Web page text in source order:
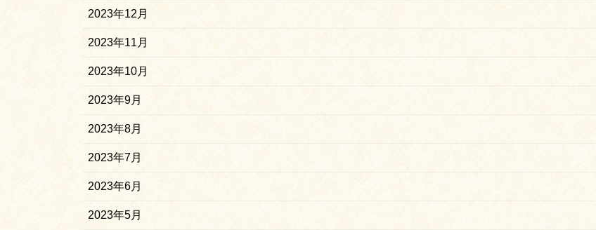
2023年12月
2023年11月
2023年10月
2023年9月
2023年8月
2023年7月
2023年6月
2023年5月